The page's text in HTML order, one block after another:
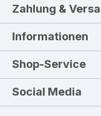
Zahlung &
Informationen
Shop-Service
Social Media